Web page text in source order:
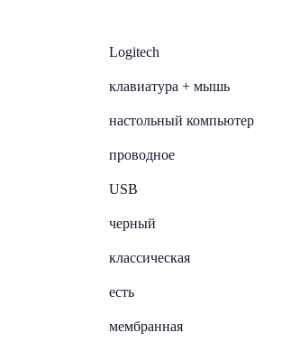
Logitech
клавиатура + мышь
настольный компьютер
проводное
USB
черный
классическая
есть
мембранная